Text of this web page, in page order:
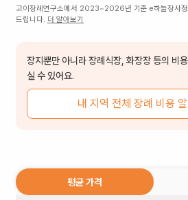
고이장례연구소에서 2023~2026년 기준 e하늘장사정
드립니다. 더 알아보기
장지뿐만 아니라 장례식장, 화장장 등의 비
실 수 있어요.
내 지역 전체 장례 비용 알
평균 가격